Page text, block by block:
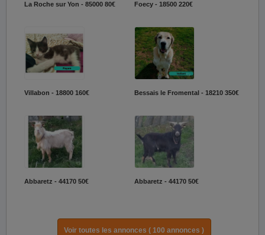
La Roche sur Yon - 85000 80€ Foecy - 18500 220€
Villabon - 18800 160€ Bessais le Fromental - 18210 350€
Abbaretz - 44170 50€ Abbaretz - 44170 50€
Voir toutes les annonces ( 100 annonces )